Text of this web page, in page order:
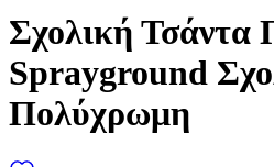
Σχολική Τσάντα
Sprayground
Πολύχρωμη